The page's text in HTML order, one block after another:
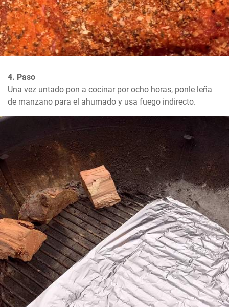
4. Paso
Una vez untado pon a cocinar por ocho horas, ponle leña
de manzano para el ahumado y usa fuego indirecto.